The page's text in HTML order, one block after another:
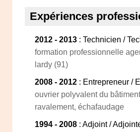
Expériences
2012 - 2013 : Technicien /
formation professionnelle
lardy (91)
2008 - 2012 : Entrepreneur /
ouvrier polyvalent du
ravalement, échafaudage
1994 - 2008 : Adjoint /